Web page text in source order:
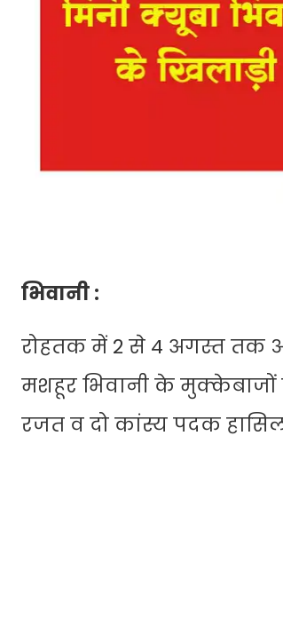
भिवानी :
रोहतक में 2 से 4 अगस्त तक
मशहूर भिवानी के
रजत व दो कांस्य पदक